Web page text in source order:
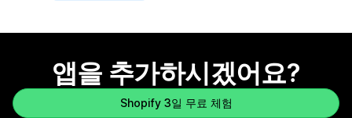
앱을 추가하시겠어요?
Shopify 3일 무료 체험